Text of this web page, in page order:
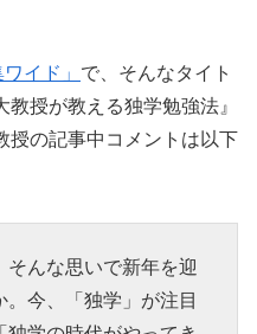
イド」 で、そんなタイト
授が教える独学勉強法』
授の記事中コメントは以下
んな思いで新年を迎
今、「独学」が注目